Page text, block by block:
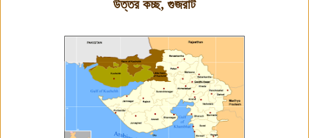
উত্তর কচ্ছ, গুজরাট